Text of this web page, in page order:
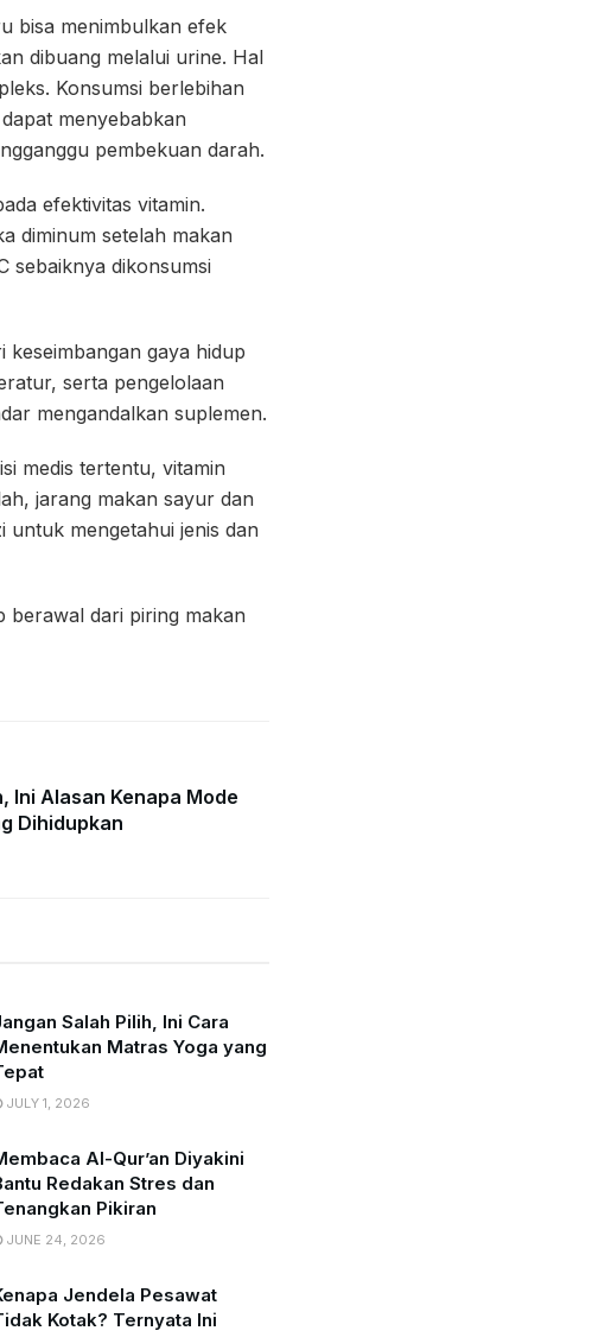
bisa menimbulkan efek
dibuang melalui urine. Hal
Konsumsi berlebihan
menyebabkan
pembekuan darah.
efektivitas vitamin.
diminum setelah makan
sebaiknya dikonsumsi
gaya hidup
serta pengelolaan
mengandalkan suplemen.
medis tertentu, vitamin
jarang makan sayur dan
untuk mengetahui jenis dan
berawal dari piring makan
Ini Alasan Kenapa Mode
Dihidupkan
Salah Pilih, Ini Cara
Matras Yoga yang
JULY 1, 2026
Al-Qur’an Diyakini
Redakan Stres dan
Pikiran
JUNE 24, 2026
Jendela Pesawat
Kotak? Ternyata Ini